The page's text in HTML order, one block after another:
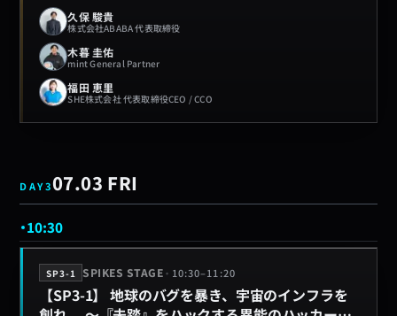
久保 駿貴
株式会社ABABA 代表取締役
木暮 圭佑
mint General Partner
福田 恵里
SHE株式会社 代表取締役CEO / CCO
DAY307.03 FRI
10:30
SP3-1 SPIKES STAGE· 10:30–11:20
【SP3-1】 地球のバグを暴き、宇宙のインフラを